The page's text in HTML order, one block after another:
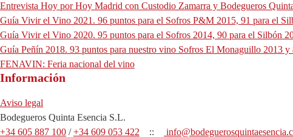
web
Entrevista Hoy por Hoy Madrid con Custodio Zamarra y Bodegueros
Guía Vivir el Vino 2021. 96 puntos para el Sofros P&M 2015, 91 para el
Guía Vivir el Vino 2020. 95 puntos para el Sofros 2014, 90 para el Silbón
Guía Peñín 2018. 93 puntos para nuestro vino Sofros El Monaguillo 2013 y
FENAVIN: Feria nacional del vino
Información
Aviso legal
Bodegueros Quinta Esencia S.L.
+34 605 887 100 /+34 609 053 422 ::